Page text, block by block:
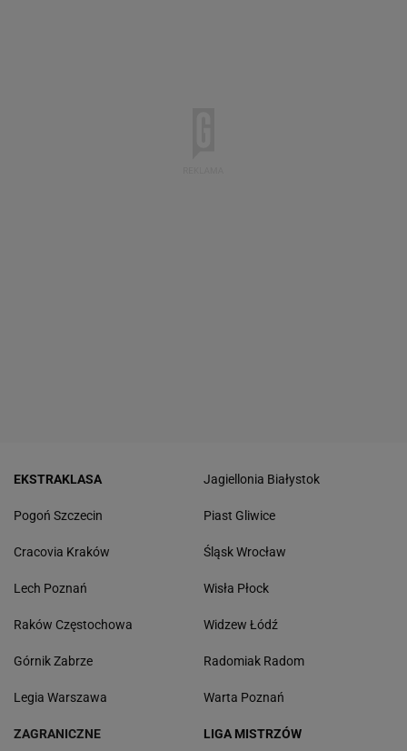
EKSTRAKLASA
Pogoń Szczecin
Cracovia Kraków
Lech Poznań
Raków Częstochowa
Górnik Zabrze
Legia Warszawa
Jagiellonia Białystok
Piast Gliwice
Śląsk Wrocław
Wisła Płock
Widzew Łódź
Radomiak Radom
Warta Poznań
ZAGRANICZNE LIGA MISTRZÓW